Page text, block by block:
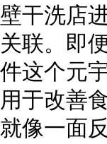
壁干洗店
关联。即
件这个元
用于改善
就像一面